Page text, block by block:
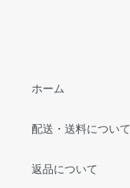
ホーム
配送・送料について
返品について